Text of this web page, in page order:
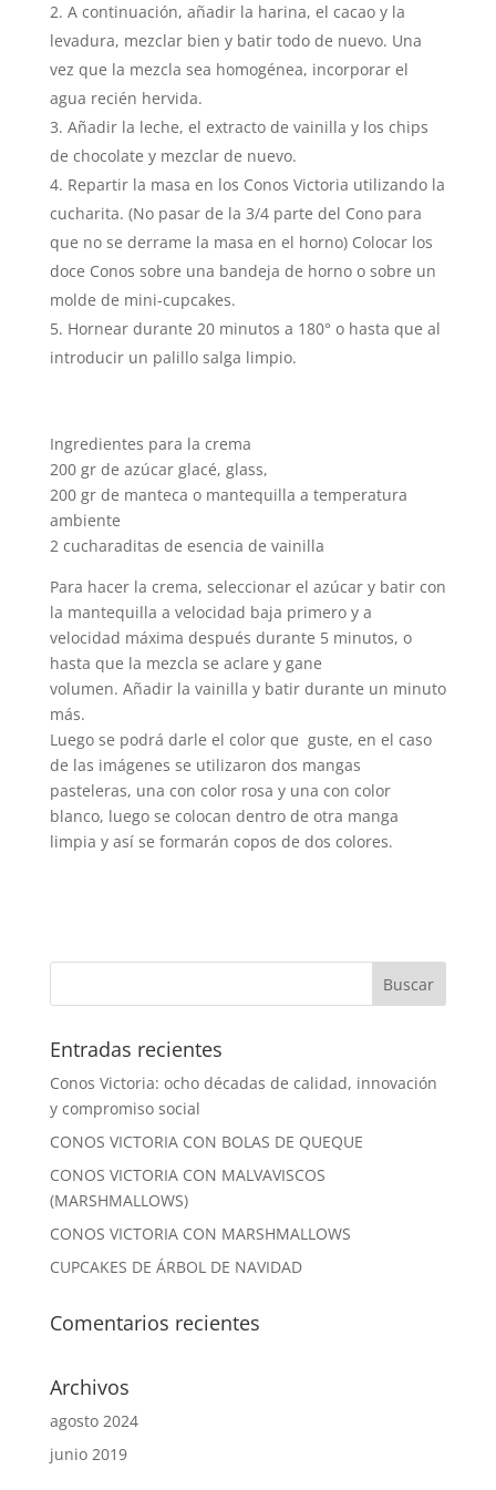
A continuación, añadir la harina, el cacao y la
levadura, mezclar bien y batir todo de nuevo. Una
vez que la mezcla sea homogénea, incorporar el
agua recién hervida.
Añadir la leche, el extracto de vainilla y los chips
de chocolate y mezclar de nuevo.
Repartir la masa en los Conos Victoria utilizando la
cucharita. (No pasar de la 3/4 parte del Cono para
que no se derrame la masa en el horno) Colocar los
doce Conos sobre una bandeja de horno o sobre un
molde de mini-cupcakes.
Hornear durante 20 minutos a 180° o hasta que al
introducir un palillo salga limpio.
Ingredientes para la crema
200 gr de azúcar glacé, glass,
200 gr de manteca o mantequilla a temperatura
ambiente
2 cucharaditas de esencia de vainilla
Para hacer la crema, seleccionar el azúcar y batir con
la mantequilla a velocidad baja primero y a
velocidad máxima después durante 5 minutos, o
hasta que la mezcla se aclare y gane
volumen. Añadir la vainilla y batir durante un minuto
más.
Luego se podrá darle el color que guste, en el caso
de las imágenes se utilizaron dos mangas
pasteleras, una con color rosa y una con color
blanco, luego se colocan dentro de otra manga
limpia y así se formarán copos de dos colores.
Entradas recientes
Conos Victoria: ocho décadas de calidad, innovación
y compromiso social
CONOS VICTORIA CON BOLAS DE QUEQUE
CONOS VICTORIA CON MALVAVISCOS
(MARSHMALLOWS)
CONOS VICTORIA CON MARSHMALLOWS
CUPCAKES DE ÁRBOL DE NAVIDAD
Comentarios recientes
Archivos
agosto 2024
junio 2019